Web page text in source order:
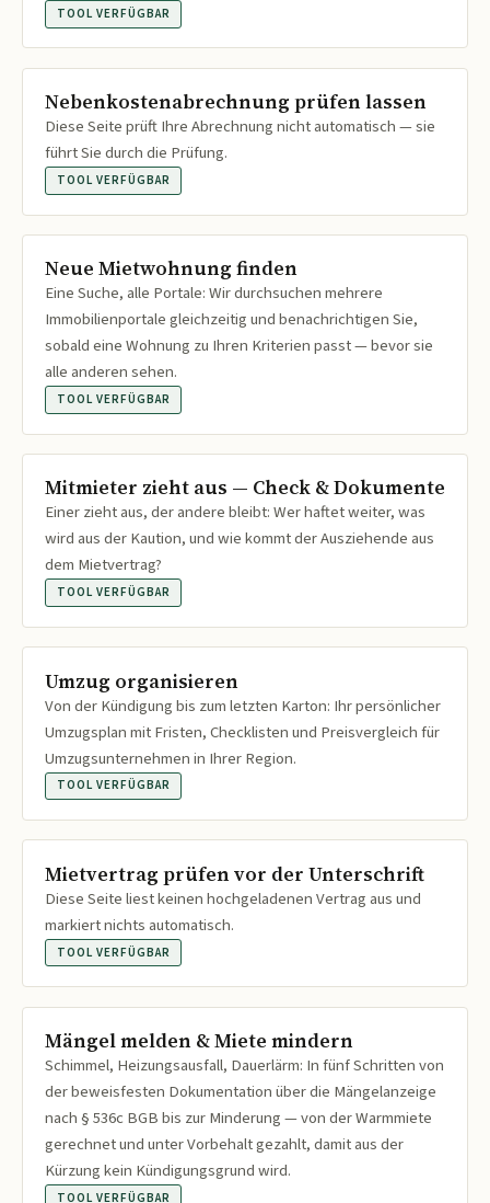
TOOL VERFÜGBAR
Nebenkostenabrechnung prüfen lassen
Diese Seite prüft Ihre Abrechnung nicht automatisch — sie
führt Sie durch die Prüfung.
TOOL VERFÜGBAR
Neue Mietwohnung finden
Eine Suche, alle Portale: Wir durchsuchen mehrere
Immobilienportale gleichzeitig und benachrichtigen Sie,
sobald eine Wohnung zu Ihren Kriterien passt — bevor sie
alle anderen sehen.
TOOL VERFÜGBAR
Mitmieter zieht aus — Check & Dokumente
Einer zieht aus, der andere bleibt: Wer haftet weiter, was
wird aus der Kaution, und wie kommt der Ausziehende aus
dem Mietvertrag?
TOOL VERFÜGBAR
Umzug organisieren
Von der Kündigung bis zum letzten Karton: Ihr persönlicher
Umzugsplan mit Fristen, Checklisten und Preisvergleich für
Umzugsunternehmen in Ihrer Region.
TOOL VERFÜGBAR
Mietvertrag prüfen vor der Unterschrift
Diese Seite liest keinen hochgeladenen Vertrag aus und
markiert nichts automatisch.
TOOL VERFÜGBAR
Mängel melden & Miete mindern
Schimmel, Heizungsausfall, Dauerlärm: In fünf Schritten von
der beweisfesten Dokumentation über die Mängelanzeige
nach § 536c BGB bis zur Minderung — von der Warmmiete
gerechnet und unter Vorbehalt gezahlt, damit aus der
Kürzung kein Kündigungsgrund wird.
TOOL VERFÜGBAR